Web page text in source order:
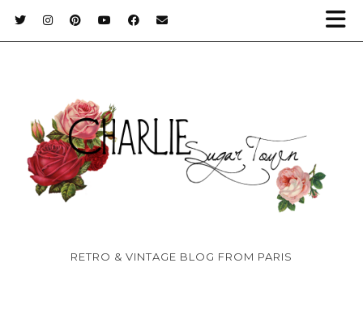
RETRO & VINTAGE BLOG FROM PARIS